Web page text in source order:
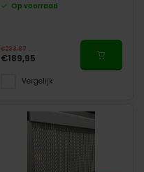
Op voorraad
€233,87
€189,95
Vergelijk